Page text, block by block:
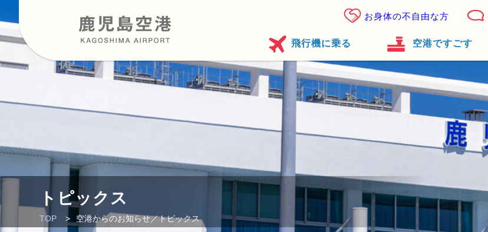
お身体の不自由な方
飛行機に乗る 空港ですごす
トピックス
TOP 空港からのお知らせ／トピックス